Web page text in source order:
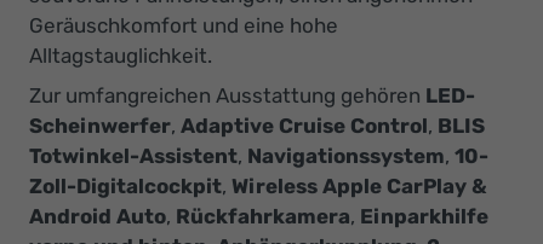
Geräuschkomfort und eine hohe
Alltagstauglichkeit.
Zur umfangreichen Ausstattung gehören LED-
Scheinwerfer, Adaptive Cruise Control, BLIS
Totwinkel-Assistent, Navigationssystem, 10-
Zoll-Digitalcockpit, Wireless Apple CarPlay &
Android Auto, Rückfahrkamera, Einparkhilfe